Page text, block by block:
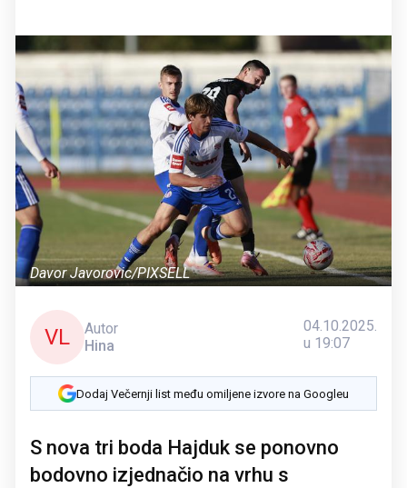
Davor Javorovic/PIXSELL
VL
Autor
Hina
04.10.2025.
u 19:07
Dodaj Večernji list među omiljene izvore na Googleu
S nova tri boda Hajduk se ponovno
bodovno izjednačio na vrhu s